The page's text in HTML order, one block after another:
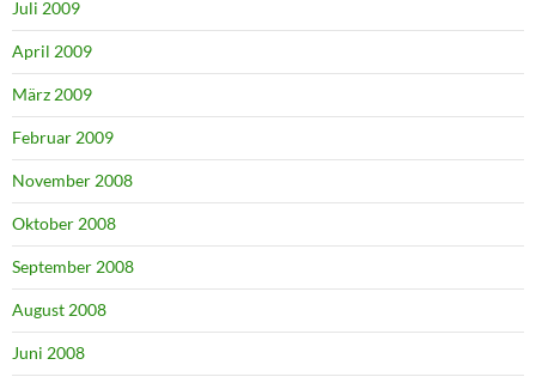
Juli 2009
April 2009
März 2009
Februar 2009
November 2008
Oktober 2008
September 2008
August 2008
Juni 2008